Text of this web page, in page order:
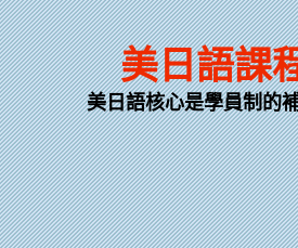
美日語課
美日語核心是學員制的